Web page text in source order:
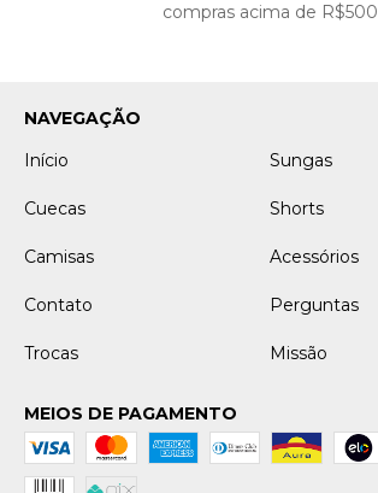
compras acima de R$500
NAVEGAÇÃO
Início
Sungas
Cuecas Shorts
Camisas Acessórios
Contato Perguntas
Trocas Missão
MEIOS DE PAGAMENTO